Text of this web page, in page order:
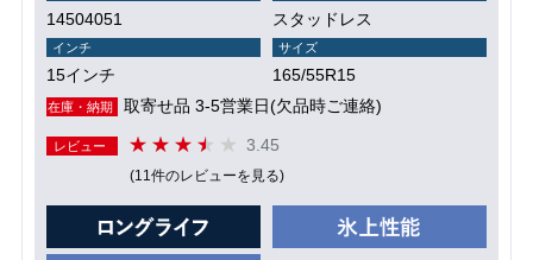
14504051 スタッドレス
インチ
15インチ
サイズ
165/55R15
在庫・納期 取寄せ品 3-5営業日(欠品時ご連絡)
レビュー 3.45
(11件のレビューを見る)